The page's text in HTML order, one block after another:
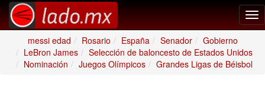
messi edad
Rosario España Senador
Gobierno
LeBron James
Selección de baloncesto de Estados Unidos
Nominación
Juegos Olímpicos Grandes Ligas de Béisbol